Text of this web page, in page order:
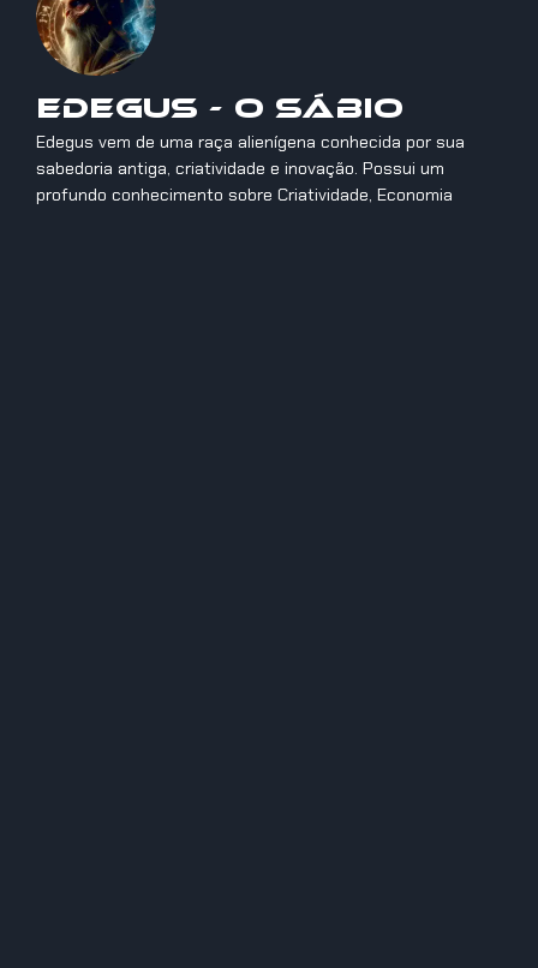
Edegus - O Sábio
Edegus vem de uma raça alienígena conhecida por sua
sabedoria antiga, criatividade e inovação. Possui um
profundo conhecimento sobre Criatividade, Economia